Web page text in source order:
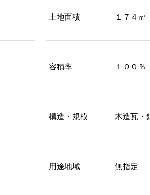
土地面積 １７４㎡
容積率 １００％
構造・規模 木造瓦・
用途地域 無指定